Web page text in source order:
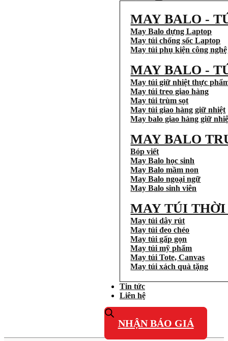
MAY BALO -
May Balo dựng Laptop
May túi chống sốc Laptop
May túi phụ kiện công nghệ
MAY BALO -
May túi giữ nhiệt thực
May túi treo giao hàng
May túi trùm sọt
May túi giao hàng giữ nhiệt
May balo giao hàng giữ
MAY BALO
Bóp viết
May Balo học sinh
May Balo mầm non
May Balo ngoại ngữ
May Balo sinh viên
MAY TÚI
May túi dây rút
May túi đeo chéo
May túi gấp gọn
May túi mỹ phẩm
May túi Tote, Canvas
May túi xách quà tặng
Tin tức
Liên hệ
NHẬN BÁO GIÁ